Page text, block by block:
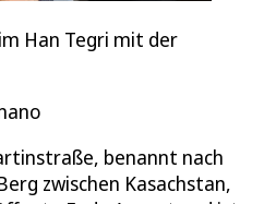
Han Tegri mit der
benannt nach
zwischen Kasachstan,